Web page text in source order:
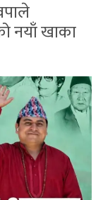
नयाँ खाका